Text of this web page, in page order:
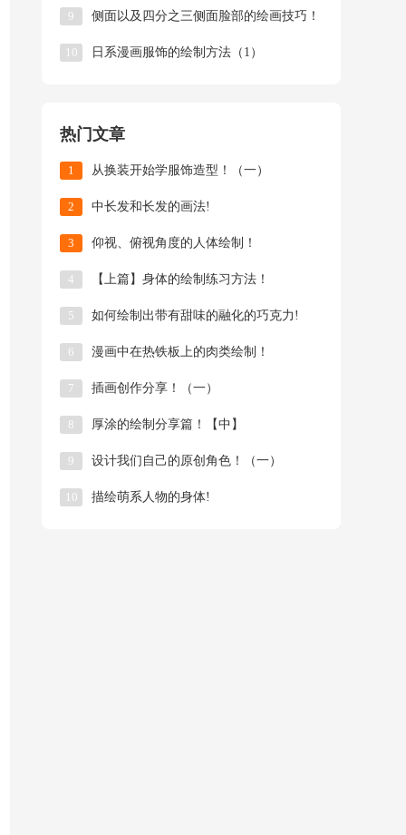
9 侧面以及四分之三侧面脸部的绘画技巧！
10 日系漫画服饰的绘制方法（1）
热门文章
1 从换装开始学服饰造型！（一）
2 中长发和长发的画法!
3 仰视、俯视角度的人体绘制！
4 【上篇】身体的绘制练习方法！
5 如何绘制出带有甜味的融化的巧克力!
6 漫画中在热铁板上的肉类绘制！
7 插画创作分享！（一）
8 厚涂的绘制分享篇！【中】
9 ​设计我们自己的原创角色！（一）
10 描绘萌系人物的身体!